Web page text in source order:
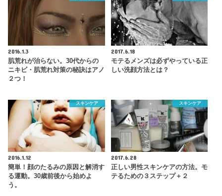
2016.1.3
肌荒れが治らない。30代からの
ニキビ・肌荒れ対策の秘訣はアノ
２つ！
2017.6.18
モテるメンズは必ずやっている正
しい洗顔方法とは？
スキンケア
2016.1.12
簡単！顔のたるみの原因と解消す
る運動。30歳前後から始めよ
う。
スキンケア
2017.6.28
正しい男性スキンケアの方法。モ
テるための３ステップ＋２